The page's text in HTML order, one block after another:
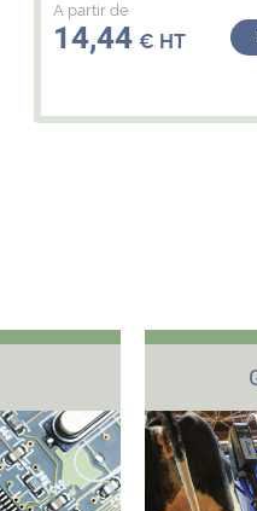
A partir de
14,44 € HT